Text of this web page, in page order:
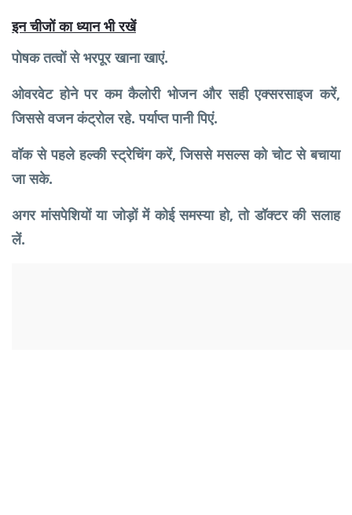
इन चीजों का ध्यान भी रखें
पोषक तत्वों से भरपूर खाना खाएं.
ओवरवेट होने पर कम कैलोरी भोजन और सही एक्सरसाइज करें,
जिससे वजन कंट्रोल रहे. पर्याप्त पानी पिएं.
वॉक से पहले हल्की स्ट्रेचिंग करें, जिससे मसल्स को चोट से बचाया
जा सके.
अगर मांसपेशियों या जोड़ों में कोई समस्या हो, तो डॉक्टर की सलाह
लें.